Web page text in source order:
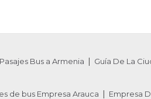
Pasajes Bus a Armenia Guía De La
de bus Empresa Arauca Empresa